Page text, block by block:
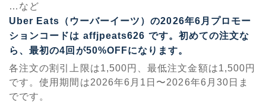
…など
Uber Eats（ウーバーイーツ）の2026年6月プロモー
ションコードは affjpeats626 です。初めての注文な
ら、最初の4回が50%OFFになります。
各注文の割引上限は1,500円、最低注文金額は1,500円
です。使用期間は2026年6月1日〜2026年6月30日ま
でです。